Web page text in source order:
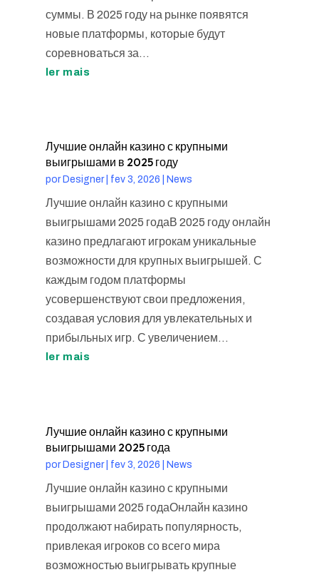
суммы. В 2025 году на рынке появятся
новые платформы, которые будут
соревноваться за...
ler mais
Лучшие онлайн казино с крупными
выигрышами в 2025 году
por Designer| fev 3, 2026 News
Лучшие онлайн казино с крупными
выигрышами 2025 годаВ 2025 году онлайн
казино предлагают игрокам уникальные
возможности для крупных выигрышей. С
каждым годом платформы
усовершенствуют свои предложения,
создавая условия для увлекательных и
прибыльных игр. С увеличением...
ler mais
Лучшие онлайн казино с крупными
выигрышами 2025 года
porDesigner| fev 3, 2026 News
Лучшие онлайн казино с крупными
выигрышами 2025 годаОнлайн казино
продолжают набирать популярность,
привлекая игроков со всего мира
возможностью выигрывать крупные